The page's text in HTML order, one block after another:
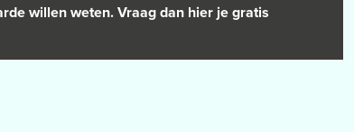
willen weten. Vraag dan hier je gratis